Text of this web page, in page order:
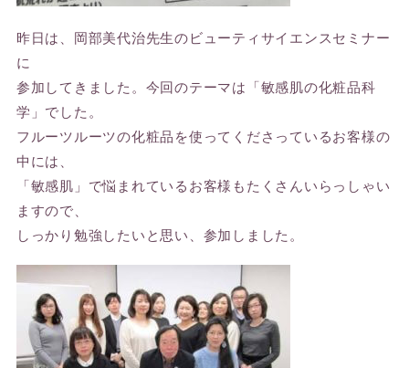
昨日は、岡部美代治先生のビューティサイエンスセミナー
に
参加してきました。今回のテーマは「敏感肌の化粧品科
学」でした。
フルーツルーツの化粧品を使ってくださっているお客様の
中には、
「敏感肌」で悩まれているお客様もたくさんいらっしゃい
ますので、
しっかり勉強したいと思い、参加しました。